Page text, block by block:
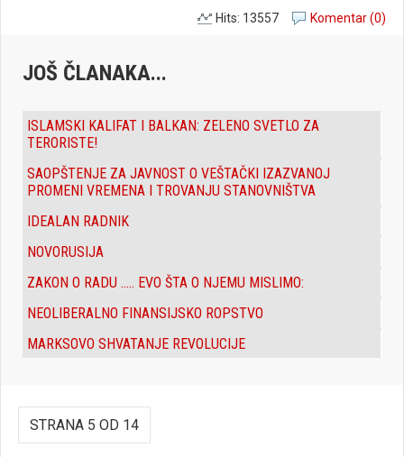
Komentar (0)
Hits: 13557
JOŠ ČLANAKA...
ISLAMSKI KALIFAT I BALKAN: ZELENO SVETLO ZA
TERORISTE!
SAOPŠTENJE ZA JAVNOST O VEŠTAČKI IZAZVANOJ
PROMENI VREMENA I TROVANJU STANOVNIŠTVA
IDEALAN RADNIK
NOVORUSIJA
ZAKON O RADU ..... EVO ŠTA O NJEMU MISLIMO:
NEOLIBERALNO FINANSIJSKO ROPSTVO
MARKSOVO SHVATANJE REVOLUCIJE
STRANA 5 OD 14